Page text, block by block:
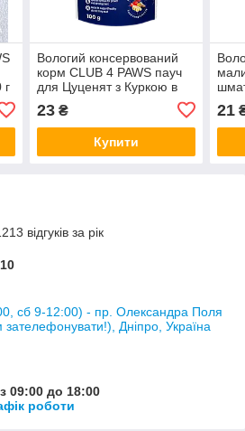
г
Вологий консервований
корм CLUB 4 PAWS пауч
для Цуценят з Куркою в
23₴
Купити
21
відгуків за рік
сб 9-12:00) - пр. Олександра Поля
Дніпро, Україна
09:00 до 18:00
роботи